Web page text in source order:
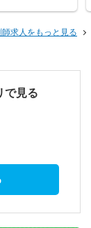
求人をもっと見る
で見る